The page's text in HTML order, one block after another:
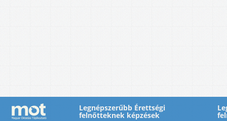
Legnépszerűbb Érettségi
felnőtteknek képzések